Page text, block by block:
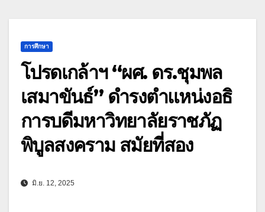
การศึกษา
โปรดเกล้าฯ “ผศ. ดร.ชุมพล
เสมาขันธ์” ดํารงตําแหน่งอธิ
การบดีมหาวิทยาลัยราชภัฏ
พิบูลสงคราม สมัยที่สอง
มิ.ย. 12, 2025